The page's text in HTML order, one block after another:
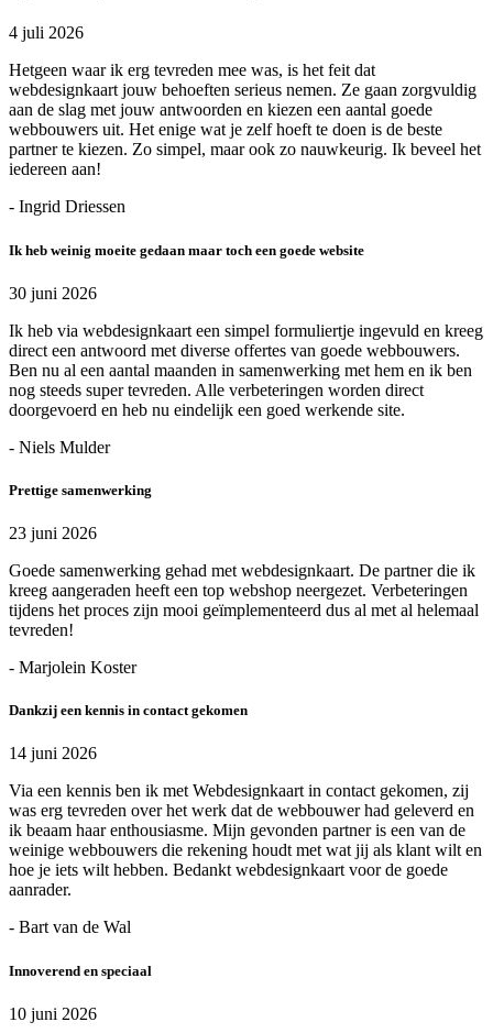
4 juli 2026
Hetgeen waar ik erg tevreden mee was, is het feit dat
webdesignkaart jouw behoeften serieus nemen. Ze gaan zorgvuldig
aan de slag met jouw antwoorden en kiezen een aantal goede
webbouwers uit. Het enige wat je zelf hoeft te doen is de beste
partner te kiezen. Zo simpel, maar ook zo nauwkeurig. Ik beveel het
iedereen aan!
- Ingrid Driessen
Ik heb weinig moeite gedaan maar toch een goede website
30 juni 2026
Ik heb via webdesignkaart een simpel formuliertje ingevuld en kreeg
direct een antwoord met diverse offertes van goede webbouwers.
Ben nu al een aantal maanden in samenwerking met hem en ik ben
nog steeds super tevreden. Alle verbeteringen worden direct
doorgevoerd en heb nu eindelijk een goed werkende site.
- Niels Mulder
Prettige samenwerking
23 juni 2026
Goede samenwerking gehad met webdesignkaart. De partner die ik
kreeg aangeraden heeft een top webshop neergezet. Verbeteringen
tijdens het proces zijn mooi geïmplementeerd dus al met al helemaal
tevreden!
- Marjolein Koster
Dankzij een kennis in contact gekomen
14 juni 2026
Via een kennis ben ik met Webdesignkaart in contact gekomen, zij
was erg tevreden over het werk dat de webbouwer had geleverd en
ik beaam haar enthousiasme. Mijn gevonden partner is een van de
weinige webbouwers die rekening houdt met wat jij als klant wilt en
hoe je iets wilt hebben. Bedankt webdesignkaart voor de goede
aanrader.
- Bart van de Wal
Innoverend en speciaal
10 juni 2026